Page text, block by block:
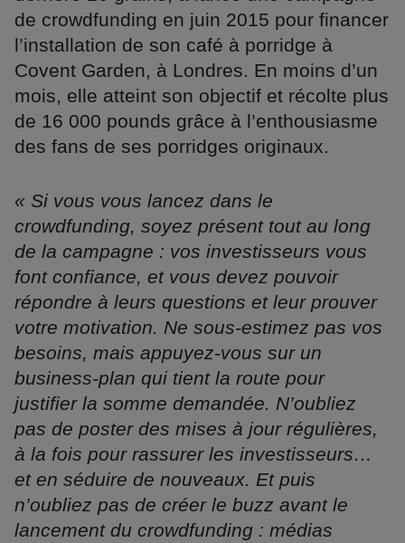
de crowdfunding en juin 2015 pour financer
l’installation de son café à porridge à
Covent Garden, à Londres. En moins d’un
mois, elle atteint son objectif et récolte plus
de 16 000 pounds grâce à l’enthousiasme
des fans de ses porridges originaux.
« Si vous vous lancez dans le
crowdfunding, soyez présent tout au long
de la campagne : vos investisseurs vous
font confiance, et vous devez pouvoir
répondre à leurs questions et leur prouver
votre motivation. Ne sous-estimez pas vos
besoins, mais appuyez-vous sur un
business-plan qui tient la route pour
justifier la somme demandée. N’oubliez
pas de poster des mises à jour régulières,
à la fois pour rassurer les investisseurs…
et en séduire de nouveaux. Et puis
n’oubliez pas de créer le buzz avant le
lancement du crowdfunding : médias